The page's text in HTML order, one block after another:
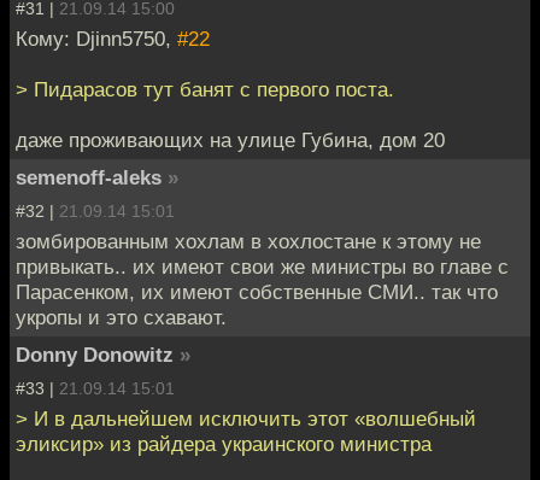
#31 | 21.09.14 15:00
Кому: Djinn5750, #22
> Пидарасов тут банят с первого поста.
даже проживающих на улице Губина, дом 20
semenoff-aleks »
#32 | 21.09.14 15:01
зомбированным хохлам в хохлостане к этому не
привыкать.. их имеют свои же министры во главе с
Парасенком, их имеют собственные СМИ.. так что
укропы и это схавают.
Donny Donowitz »
#33 | 21.09.14 15:01
> И в дальнейшем исключить этот «волшебный
эликсир» из райдера украинского министра